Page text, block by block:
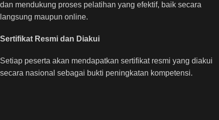
dan mendukung proses pelatihan yang efektif, baik secara
langsung maupun online.
Sertifikat Resmi dan Diakui
Setiap peserta akan mendapatkan sertifikat resmi yang diakui
secara nasional sebagai bukti peningkatan kompetensi.